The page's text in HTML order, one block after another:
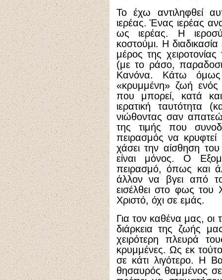
Το έχω αντιληφθεί
ιερέας. Ένας ιερέας
ως ιερέας. Η
κοστούμι. Η
μέρος της
(με το ράσο,
Κανόνα. Κάτω
«κρυμμένη» ζωή
που μπορεί, κατά
ιερατική ταυτότητα
νιώθοντας σαν
της τιμής που
πειρασμός να
χάσει την αίσθηση
είναι μόνος. Ο
πειρασμό, όπως και
άλλον να βγει από
εισέλθει στο φως του
Χριστό, όχι σε εμάς.
Για τον καθένα μας, οι
διάρκεια της ζωής
χειρότερη πλευρά
κρυμμένες. Ως εκ
σε κάτι λιγότερο. Η
θησαυρός θαμμένος